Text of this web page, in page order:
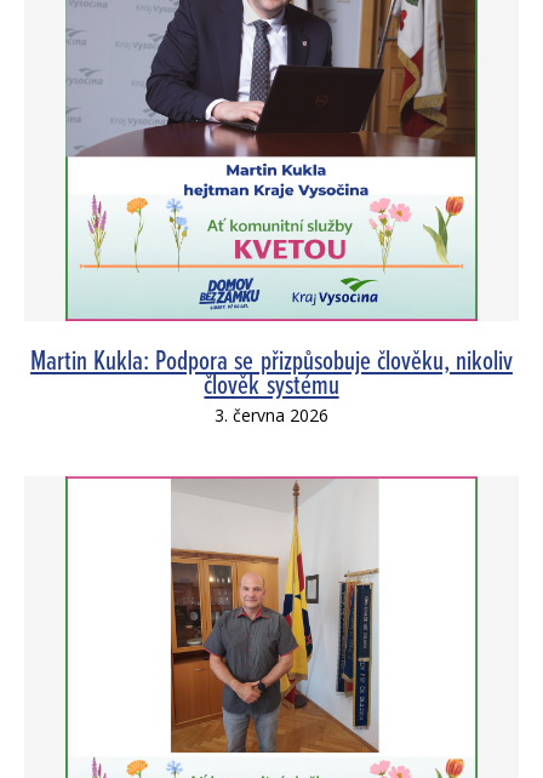
Martin Kukla: Podpora se přizpůsobuje člověku, nikoliv
člověk systému
3. června 2026